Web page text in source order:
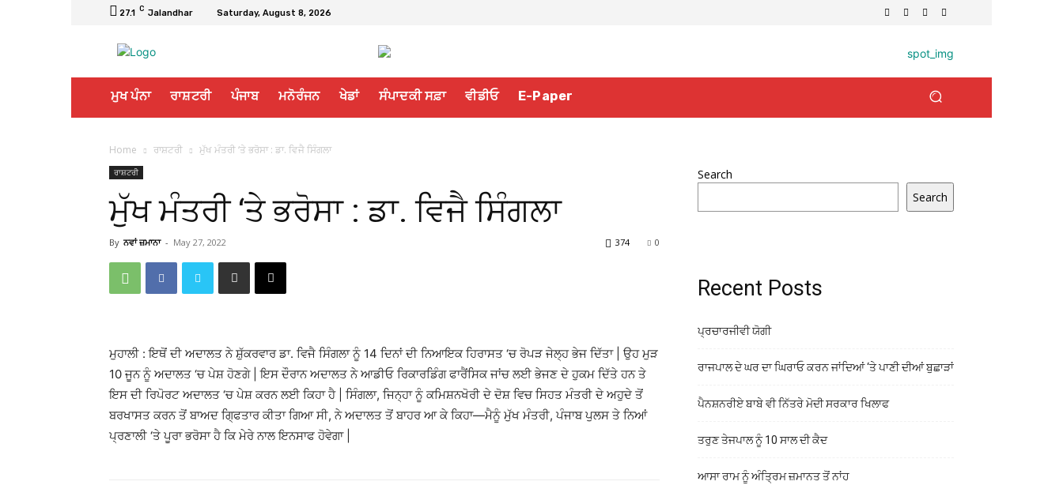
27.1 C Jalandhar Saturday, August 8, 2026
ਮੁਖ ਪੰਨਾ ਰਾਸ਼ਟਰੀ ਪੰਜਾਬ ਮਨੋਰੰਜਨ ਖੇਡਾਂ ਸੰਪਾਦਕੀ ਸਫ਼ਾ ਵੀਡੀਓ E-Paper
Home ਰਾਸ਼ਟਰੀ ਮੁੱਖ ਮੰਤਰੀ ‘ਤੇ ਭਰੋਸਾ : ਡਾ. ਵਿਜੈ ਸਿੰਗਲਾ
ਰਾਸ਼ਟਰੀ
ਮੁੱਖ ਮੰਤਰੀ ‘ਤੇ ਭਰੋਸਾ : ਡਾ. ਵਿਜੈ ਸਿੰਗਲਾ
By ਨਵਾਂ ਜ਼ਮਾਨਾ - May 27, 2022 0
374
ਮੁਹਾਲੀ : ਇਥੋਂ ਦੀ ਅਦਾਲਤ ਨੇ ਸ਼ੁੱਕਰਵਾਰ ਡਾ. ਵਿਜੈ ਸਿੰਗਲਾ ਨੂੰ 14 ਦਿਨਾਂ ਦੀ ਨਿਆਇਕ ਹਿਰਾਸਤ ‘ਚ ਰੋਪੜ ਜੇਲ੍ਹ ਭੇਜ ਦਿੱਤਾ | ਉਹ ਮੁੜ
10 ਜੂਨ ਨੂੰ ਅਦਾਲਤ ‘ਚ ਪੇਸ਼ ਹੋਣਗੇ | ਇਸ ਦੌਰਾਨ ਅਦਾਲਤ ਨੇ ਆਡੀਓ ਰਿਕਾਰਡਿੰਗ ਫਾਰੈਂਸਿਕ ਜਾਂਚ ਲਈ ਭੇਜਣ ਦੇ ਹੁਕਮ ਦਿੱਤੇ ਹਨ ਤੇ
ਇਸ ਦੀ ਰਿਪੋਰਟ ਅਦਾਲਤ ‘ਚ ਪੇਸ਼ ਕਰਨ ਲਈ ਕਿਹਾ ਹੈ | ਸਿੰਗਲਾ, ਜਿਨ੍ਹਾ ਨੂੰ ਕਮਿਸ਼ਨਖੋਰੀ ਦੇ ਦੋਸ਼ ਵਿਚ ਸਿਹਤ ਮੰਤਰੀ ਦੇ ਅਹੁਦੇ ਤੋਂ
ਬਰਖਾਸਤ ਕਰਨ ਤੋਂ ਬਾਅਦ ਗਿ੍ਫਤਾਰ ਕੀਤਾ ਗਿਆ ਸੀ, ਨੇ ਅਦਾਲਤ ਤੋਂ ਬਾਹਰ ਆ ਕੇ ਕਿਹਾ—ਮੈਨੂੰ ਮੁੱਖ ਮੰਤਰੀ, ਪੰਜਾਬ ਪੁਲਸ ਤੇ ਨਿਆਂ
ਪ੍ਰਣਾਲੀ ‘ਤੇ ਪੂਰਾ ਭਰੋਸਾ ਹੈ ਕਿ ਮੇਰੇ ਨਾਲ ਇਨਸਾਫ ਹੋਵੇਗਾ |
Search
Search
Recent Posts
ਪ੍ਰਚਾਰਜੀਵੀ ਯੋਗੀ
ਰਾਜਪਾਲ ਦੇ ਘਰ ਦਾ ਘਿਰਾਓ ਕਰਨ ਜਾਂਦਿਆਂ ‘ਤੇ ਪਾਣੀ ਦੀਆਂ ਬੁਛਾੜਾਂ
ਪੈਨਸ਼ਨਰੀਏ ਬਾਬੇ ਵੀ ਨਿੱਤਰੇ ਮੋਦੀ ਸਰਕਾਰ ਖਿਲਾਫ
ਤਰੁਣ ਤੇਜਪਾਲ ਨੂੰ 10 ਸਾਲ ਦੀ ਕੈਦ
ਆਸਾ ਰਾਮ ਨੂੰ ਅੰਤ੍ਰਿਮ ਜ਼ਮਾਨਤ ਤੋਂ ਨਾਂਹ